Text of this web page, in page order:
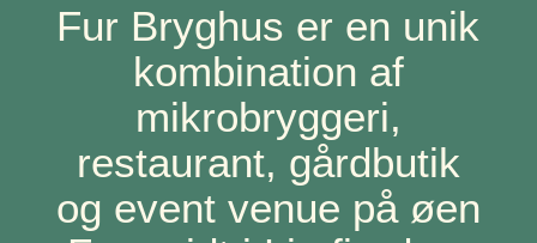
Fur Bryghus er en unik
kombination af
mikrobryggeri,
restaurant, gårdbutik
og event venue på øen